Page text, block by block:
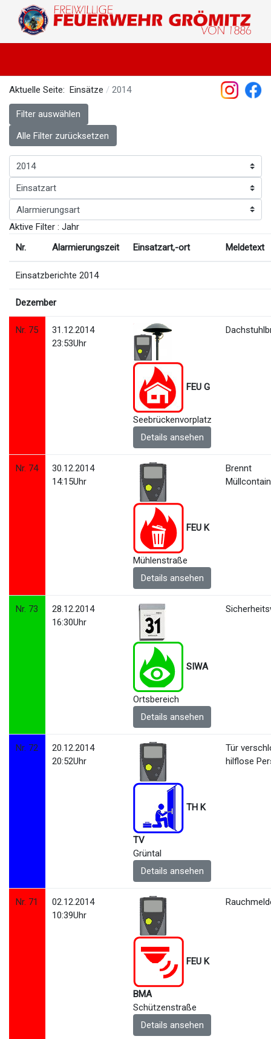
Aktuelle Seite: Einsätze 2014
Filter auswählen
Alle Filter zurücksetzen
Aktive Filter : Jahr
Nr.
Alarmierungszeit Einsatzart,-ort Meldetext
Einsatzberichte 2014
Dezember
Nr. 75
31.12.2014
23:53Uhr
FEU G
Seebrückenvorplatz
Details ansehen
Nr. 74
30.12.2014
14:15Uhr
FEU K
Mühlenstraße
Details ansehen
Brennt
Nr. 73
28.12.2014
16:30Uhr
SIWA
Ortsbereich
Details ansehen
Nr. 72
20.12.2014
20:52Uhr
TH K
TV
Grüntal
Details ansehen
Tür
hilflose
Nr. 71
02.12.2014
10:39Uhr
FEU K
BMA
Schützenstraße
Details ansehen